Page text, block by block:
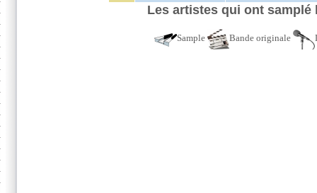
Les artistes qui ont samplé
Sample Bande originale